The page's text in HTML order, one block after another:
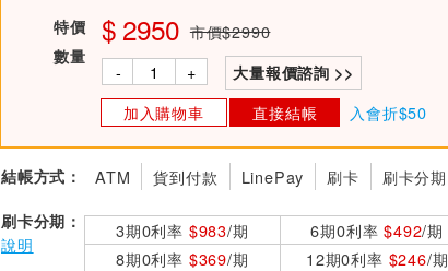
特價 2950 市價$2990
數量
- + 大量報價諮詢 >>
加入購物車 直接結帳 入會折$50
結帳方式： ATM 貨到付款 LinePay 刷卡 刷卡分期
刷卡分期：
說明
3期0利率 $983/期 6期0利率$492/期
8期0利率 $369/期 12期0利率 $246/期